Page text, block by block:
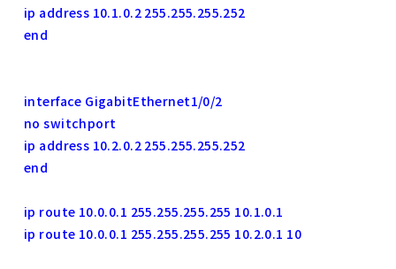
ip address 10.1.0.2 255.255.255.252
end
interface GigabitEthernet1/0/2
no switchport
ip address 10.2.0.2 255.255.255.252
end
ip route 10.0.0.1 255.255.255.255 10.1.0.1
ip route 10.0.0.1 255.255.255.255 10.2.0.1 10